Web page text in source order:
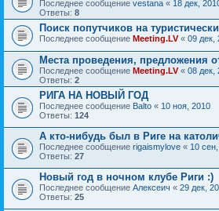
Последнее сообщение vestana « 18 дек,
Ответы: 8
Поиск попутчиков на
Последнее сообщение Meeting.LV« 09 дек,
Места проведения, предложения
Последнее сообщение Meeting.LV« 08 дек,
Ответы: 2
РИГА НА НОВЫЙ ГОД
Последнее сообщение Balto « 10 ноя, 2010
Ответы: 124
А кто-нибудь был в Риге на
Последнее сообщение rigaismylove « 10
Ответы: 27
Новый год в ночном клубе Риги :)
Последнее сообщение Алексеич « 29 дек,
Ответы: 25